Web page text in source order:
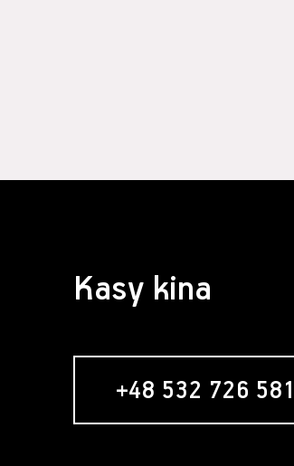
Kasy kina
+48 532 726 581